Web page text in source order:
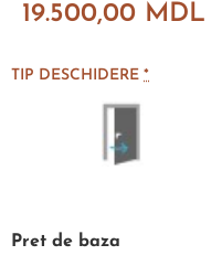
19.500,00 MDL
TIP DESCHIDERE *
Pret de baza